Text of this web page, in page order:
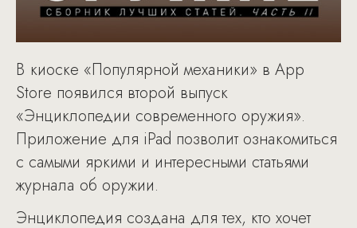
В киоске «Популярной механики» в App
Store появился второй выпуск
«Энциклопедии современного оружия».
Приложение для iPad позволит ознакомиться
с самыми яркими и интересными статьями
журнала об оружии.
Энциклопедия создана для тех, кто хочет